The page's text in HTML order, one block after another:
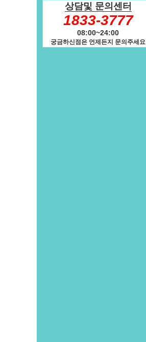
상담및 문의센터
1833-3777
08:00~24:00
궁금하신점은 언제든지 문의주세요